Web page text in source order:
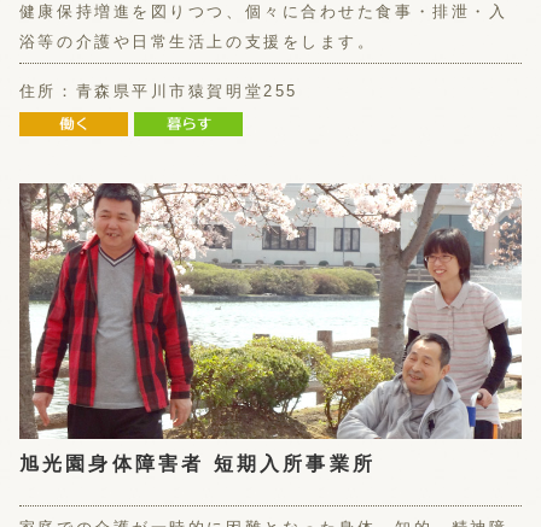
健康保持増進を図りつつ、個々に合わせた食事・排泄・入
浴等の介護や日常生活上の支援をします。
住所：青森県平川市猿賀明堂255
旭光園身体障害者 短期入所事業所